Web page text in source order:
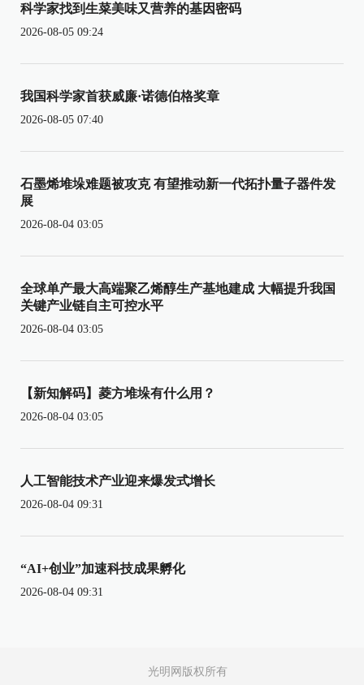
科学家找到生菜美味又营养的基因密码
2026-08-05 09:24
我国科学家首获威廉·诺德伯格奖章
2026-08-05 07:40
石墨烯堆垛难题被攻克 有望推动新一代拓扑量子器件发
展
2026-08-04 03:05
全球单产最大高端聚乙烯醇生产基地建成 大幅提升我国
关键产业链自主可控水平
2026-08-04 03:05
【新知解码】菱方堆垛有什么用？
2026-08-04 03:05
人工智能技术产业迎来爆发式增长
2026-08-04 09:31
“AI+创业”加速科技成果孵化
2026-08-04 09:31
光明网版权所有